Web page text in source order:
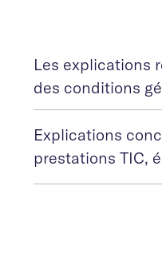
Les explications
des conditions
Explications
prestations TIC,